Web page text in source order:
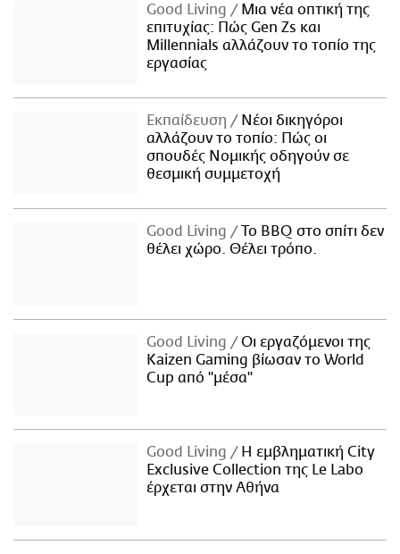
Good Living
Μια νέα οπτική της
επιτυχίας: Πώς Gen Zs και
Millennials αλλάζουν το τοπίο της
εργασίας
Εκπαίδευση
Νέοι δικηγόροι
αλλάζουν το τοπίο: Πώς οι
σπουδές Νομικής οδηγούν σε
θεσμική συμμετοχή
Good Living
Το BBQ στο σπίτι δεν
θέλει χώρο. Θέλει τρόπο.
Good Living
Οι εργαζόμενοι της
Kaizen Gaming βίωσαν το World
Cup από "μέσα"
Good Living
Η εμβληματική City
Exclusive Collection της Le Labo
έρχεται στην Αθήνα